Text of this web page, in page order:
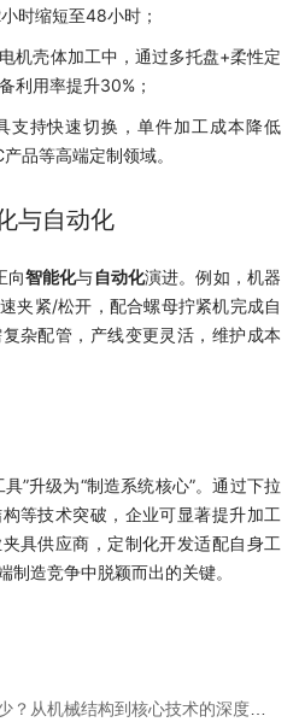
时缩短至48小时；
机壳体加工中，通过多托盘+柔性定
利用率提升30%；
支持快速切换，单件加工成本降低
品等高端定制领域。
与自动化
向智能化与自动化演进。例如，机器
夹紧/松开，配合螺母拧紧机完成自
杂配管，产线变更灵活，维护成本
”升级为“制造系统核心”。通过下拉
等技术突破，企业可显著提升加工
具供应商，定制化开发适配自身工
造竞争中脱颖而出的关键。
从机械结构到核心技术的深度解析